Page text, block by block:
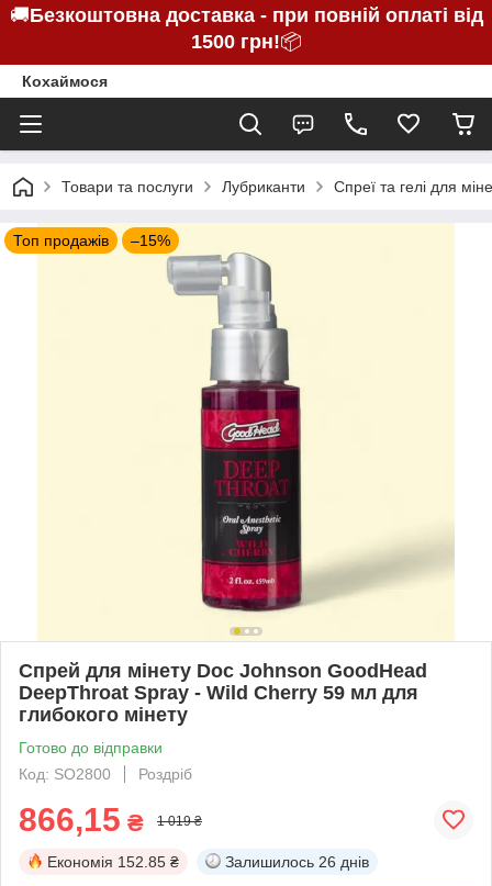
🚚Безкоштовна доставка - при повній оплаті від
1500 грн!📦
Кохаймося
Товари та послуги Лубриканти Спреї та гелі для
Топ продажів –15%
Спрей для мінету Doc Johnson GoodHead
DeepThroat Spray - Wild Cherry 59 мл для
глибокого мінету
Готово до відправки
Код: SO2800
Роздріб
866,15 ₴ 1 019 ₴
Економія 152.85 ₴ Залишилось 26 днів